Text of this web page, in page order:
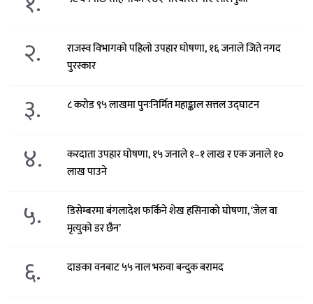
२.
राजस्व विभागको पहिलो उपहार घोषणा, १६ जनाले जिते नगद
पुरस्कार
३. ८ करोड ९५ लाखमा पुनःनिर्मित महाङ्काल सत्तल उद्घाटन
४.
करदाता उपहार घोषणा, १५ जनाले १–१ लाख र एक जनाले १०
लाख पाउने
५.
डिसेम्बरमा बंगलादेश फर्किने शेख हसिनाको घोषणा, ‘जेल वा
मृत्युको डर छैन’
६. दाङका वनबाट ५५ नाल भरुवा बन्दुक बरामद